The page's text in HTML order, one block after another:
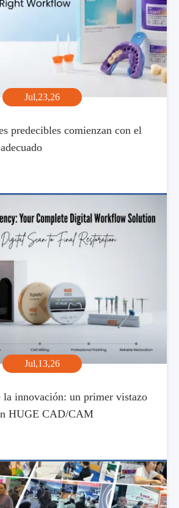
Jul,23,26
predecibles comienzan con el
Jul,13,26
la innovación: un primer vistazo
HUGE CAD/CAM